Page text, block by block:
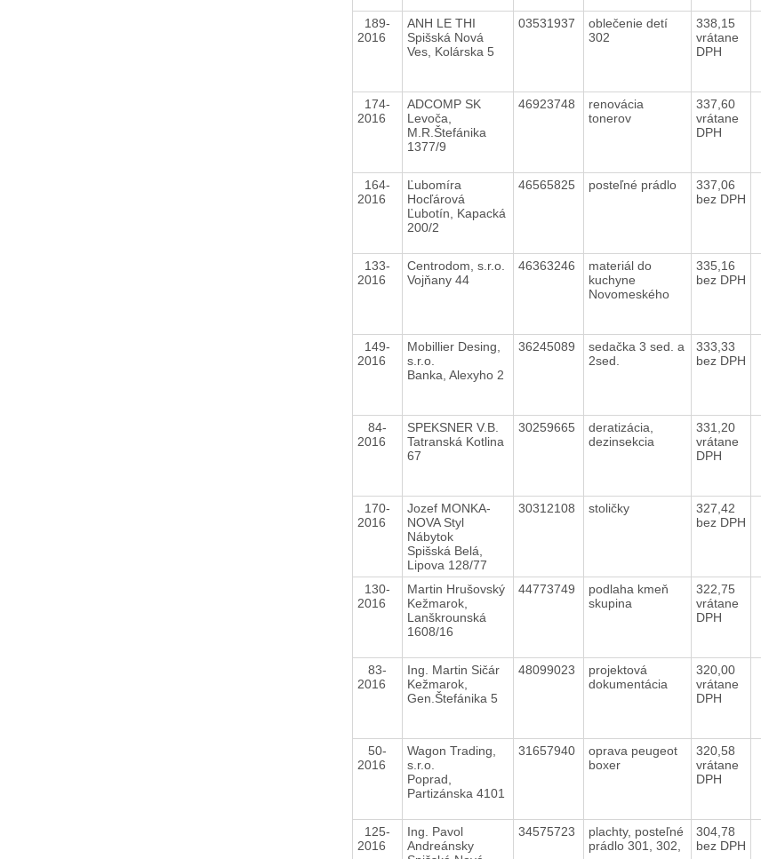
189-
2016
ANH LE THI
Spišská Nová
Ves, Kolárska 5
03531937
oblečenie detí
302
338,15
vrátane
DPH
174-
2016
ADCOMP SK
Levoča,
M.R.Štefánika
1377/9
46923748
renovácia
tonerov
337,60
vrátane
DPH
164-
2016
Ľubomíra
Hocľárová
Ľubotín, Kapacká
200/2
46565825 posteľné prádlo
337,06
bez DPH
133-
2016
Centrodom, s.r.o.
Vojňany 44
46363246
materiál do
kuchyne
Novomeského
335,16
bez DPH
149-
2016
Mobillier Desing,
s.r.o.
Banka, Alexyho 2
36245089
sedačka 3 sed. a
2sed.
333,33
bez DPH
84-
2016
SPEKSNER V.B.
Tatranská Kotlina
67
30259665
deratizácia,
dezinsekcia
331,20
vrátane
DPH
170-
2016
Jozef MONKA-
NOVA Styl
Nábytok
Spišská Belá,
Lipova 128/77
30312108 stoličky
327,42
bez DPH
130-
2016
Martin Hrušovský
Kežmarok,
Lanškrounská
1608/16
44773749
podlaha kmeň
skupina
322,75
vrátane
DPH
83-
2016
Ing. Martin Sičár
Kežmarok,
Gen.Štefánika 5
48099023
projektová
dokumentácia
320,00
vrátane
DPH
50-
2016
Wagon Trading,
s.r.o.
Poprad,
Partizánska 4101
31657940
oprava peugeot
boxer
320,58
vrátane
DPH
125-
2016
Ing. Pavol
Andreánsky
34575723
plachty, posteľné
prádlo 301, 302,
304,78
bez DPH